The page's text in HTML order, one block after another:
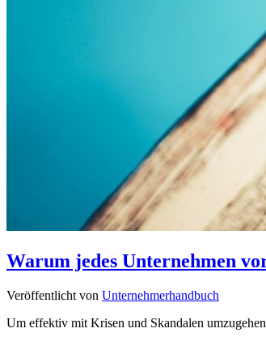
Warum jedes Unternehmen
Veröffentlicht von Unternehmerhandbuch
Um effektiv mit Krisen und Skandalen